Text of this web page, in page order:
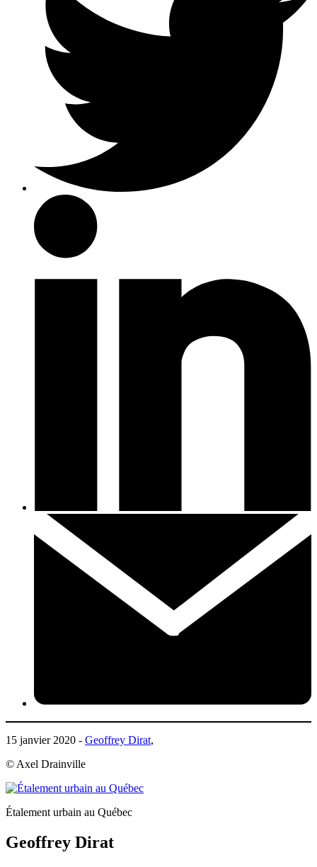
15 janvier 2020 - Geoffrey Dirat,
© Axel Drainville
Étalement urbain au Québec
Geoffrey Dirat